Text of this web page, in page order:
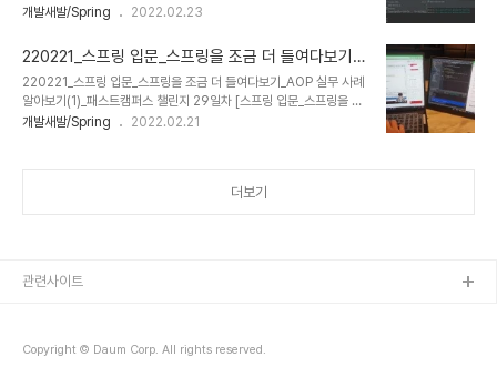
Object 4. JSON Javascript Object Notation : "key" :
금 더 들여다보기_AOP 실무 사례 알아보기(2)] 지난 게시물에서 이
링을 조금 더 들여다보기_AOP 실무 사례 알아보기(1)_패스트캠퍼스
챌린지 2 220221_스프링 입문_스프링을 조금 더 들여다보기_AOP
실무 사례 알아보기(1)_패스트캠퍼스 챌린지 29일차 [스프링 입문_스
프링을 조금 더 들여다보기_AOP 실무 사례 알아보기(1)] 1. 실습 (1)
File > New mylife4hi.red 2. 실습 (1) aop 패키지에
개발새발/Spring 2022.02.23
220221_스프링 입문_스프링을 조금 더 들여다보기_
AOP 실무 사례 알아보기(1)_패스트캠퍼스 챌린지 2
9일차
220221_스프링 입문_스프링을 조금 더 들여다보기_AOP 실무 사례
알아보기(1)_패스트캠퍼스 챌린지 29일차 [스프링 입문_스프링을 조
금 더 들여다보기_AOP 실무 사례 알아보기(1)] 1. 실습 (1) File >
Spring에 있는 수많은 모듈들은 원하는 것만 골라 사용할 수 있다. :
개발새발/Spring 2022.02.21
더보기
Copyright © Daum Corp. All rights reserved.
관련사이트